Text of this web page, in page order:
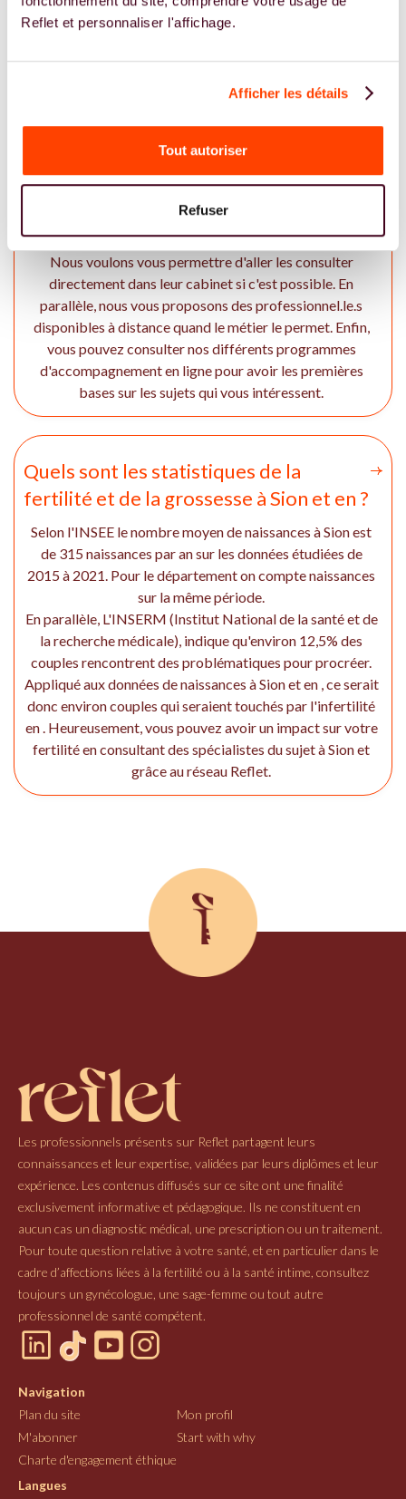
Reflet et personnaliser l'affichage.
Afficher les détails
Tout autoriser
Refuser
nous recommander des professionnels directement par
mail à hello@reflet.co ou sur notre page Instagram
En tant que patiente, comment Reflet
vous accompagne à Sion ?
les expert.e.s de la fertilité dans vos régions. Pour ce faire,
nous recherchons des professionnels en Valais et à Sion.
Nous voulons vous permettre d'aller les consulter
directement dans leur cabinet si c'est possible. En
parallèle, nous vous proposons des professionnel.le.s
disponibles à distance quand le métier le permet. Enfin,
vous pouvez consulter nos différents programmes
d'accompagnement en ligne pour avoir les premières
bases sur les sujets qui vous intéressent.
Quels sont les statistiques de la
fertilité et de la grossesse à Sion et en ?
Selon l'INSEE le nombre moyen de naissances à Sion est
de 315 naissances par an sur les données étudiées de
2015 à 2021. Pour le département on compte naissances
sur la même période.
En parallèle, L'INSERM (Institut National de la santé et de
la recherche médicale), indique qu'environ 12,5% des
couples rencontrent des problématiques pour procréer.
Appliqué aux données de naissances à Sion et en , ce serait
donc environ couples qui seraient touchés par l'infertilité
en . Heureusement, vous pouvez avoir un impact sur votre
fertilité en consultant des spécialistes du sujet à Sion et
grâce au réseau Reflet.
Les professionnels présents sur Reflet partagent leurs
connaissances et leur expertise, validées par leurs diplômes et leur
expérience. Les contenus diffusés sur ce site ont une finalité
exclusivement informative et pédagogique. Ils ne constituent en
aucun cas un diagnostic médical, une prescription ou un traitement.
Pour toute question relative à votre santé, et en particulier dans le
cadre d’affections liées à la fertilité ou à la santé intime, consultez
toujours un gynécologue, une sage-femme ou tout autre
professionnel de santé compétent.
Navigation
Plan du site
Mon profil
M'abonner
Start with why
Charte d'engagement éthique
Langues